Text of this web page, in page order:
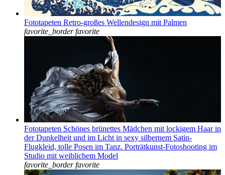
Fototapeten Retro-großes Wellendesign mit Palmen
favorite_border favorite
Fototapeten Schönes brünettes Mädchen mit lockigem Haar in
der Dunkelheit und im Licht in sexy silbernem Satin-
Flugkleid, tolle Posen im Tanz. Porträtkunst-Fotoshooting im
Studio mit weiblichem Model
favorite_border favorite